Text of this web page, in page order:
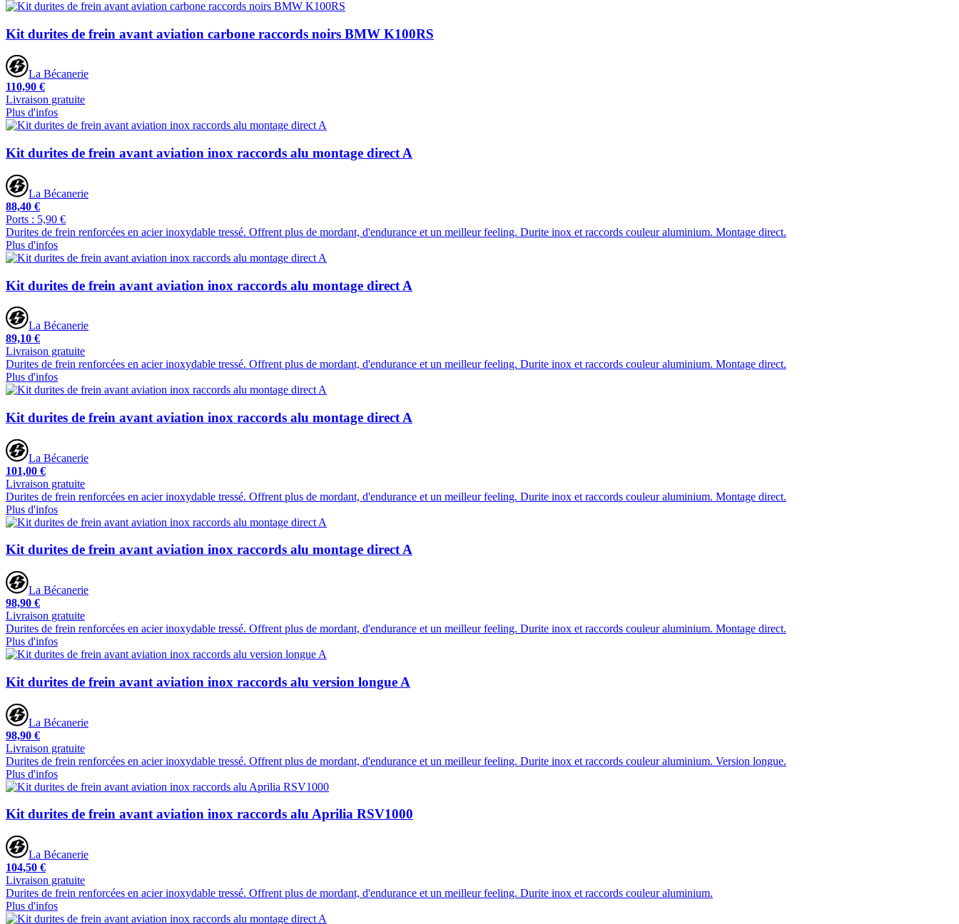
Kit durites de frein avant aviation carbone raccords noirs BMW K100RS
La Bécanerie
110,90 €
Livraison gratuite
Plus d'infos
Kit durites de frein avant aviation inox raccords alu montage direct A
La Bécanerie
88,40 €
Ports : 5,90 €
Durites de frein renforcées en acier inoxydable tressé. Offrent plus de mordant, d'endurance et un meilleur feeling. Durite inox et raccords couleur aluminium. Montage direct.
Plus d'infos
Kit durites de frein avant aviation inox raccords alu montage direct A
La Bécanerie
89,10 €
Livraison gratuite
Durites de frein renforcées en acier inoxydable tressé. Offrent plus de mordant, d'endurance et un meilleur feeling. Durite inox et raccords couleur aluminium. Montage direct.
Plus d'infos
Kit durites de frein avant aviation inox raccords alu montage direct A
La Bécanerie
101,00 €
Livraison gratuite
Durites de frein renforcées en acier inoxydable tressé. Offrent plus de mordant, d'endurance et un meilleur feeling. Durite inox et raccords couleur aluminium. Montage direct.
Plus d'infos
Kit durites de frein avant aviation inox raccords alu montage direct A
La Bécanerie
98,90 €
Livraison gratuite
Durites de frein renforcées en acier inoxydable tressé. Offrent plus de mordant, d'endurance et un meilleur feeling. Durite inox et raccords couleur aluminium. Montage direct.
Plus d'infos
Kit durites de frein avant aviation inox raccords alu version longue A
La Bécanerie
98,90 €
Livraison gratuite
Durites de frein renforcées en acier inoxydable tressé. Offrent plus de mordant, d'endurance et un meilleur feeling. Durite inox et raccords couleur aluminium. Version longue.
Plus d'infos
Kit durites de frein avant aviation inox raccords alu Aprilia RSV1000
La Bécanerie
104,50 €
Livraison gratuite
Durites de frein renforcées en acier inoxydable tressé. Offrent plus de mordant, d'endurance et un meilleur feeling. Durite inox et raccords couleur aluminium.
Plus d'infos